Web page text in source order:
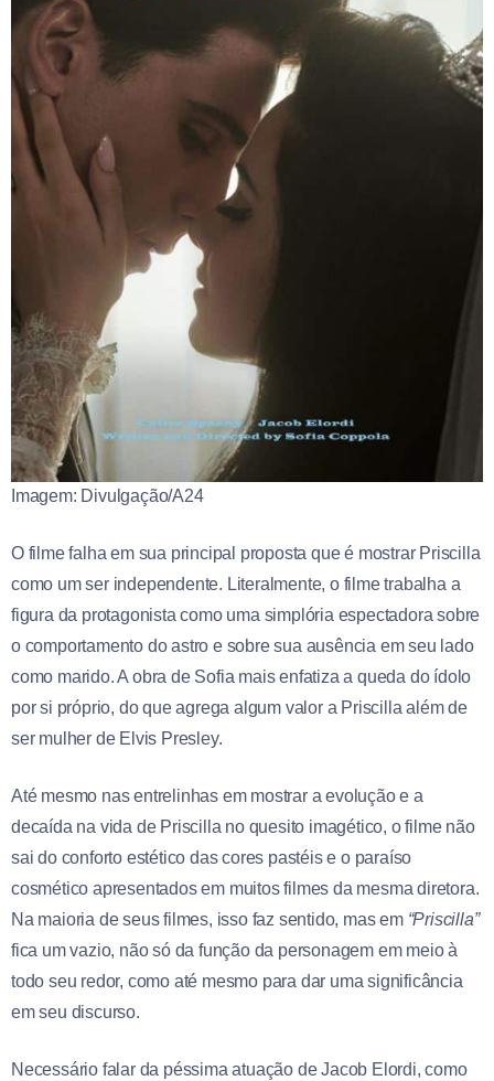
Imagem: Divulgação/A24
O filme falha em sua principal proposta que é mostrar Priscilla
como um ser independente. Literalmente, o filme trabalha a
figura da protagonista como uma simplória espectadora sobre
o comportamento do astro e sobre sua ausência em seu lado
como marido. A obra de Sofia mais enfatiza a queda do ídolo
por si próprio, do que agrega algum valor a Priscilla além de
ser mulher de Elvis Presley.
Até mesmo nas entrelinhas em mostrar a evolução e a
decaída na vida de Priscilla no quesito imagético, o filme não
sai do conforto estético das cores pastéis e o paraíso
cosmético apresentados em muitos filmes da mesma diretora.
Na maioria de seus filmes, isso faz sentido, mas em “Priscilla”
fica um vazio, não só da função da personagem em meio à
todo seu redor, como até mesmo para dar uma significância
em seu discurso.
Necessário falar da péssima atuação de Jacob Elordi, como